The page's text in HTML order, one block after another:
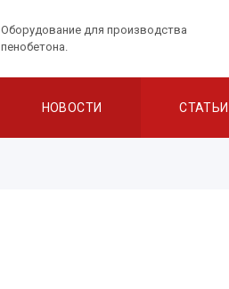
Оборудование для производства
пенобетона.
НОВОСТИ СТАТЬИ